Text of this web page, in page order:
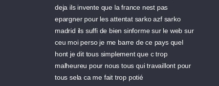
deja ils invente que la france nest pas
epargner pour les attentat sarko azf sarko
madrid ils suffi de bien sinforme sur le web sur
ceu moi perso je me barre de ce pays quel
hont je dit tous simplement que c trop
malheureu pour nous tous qui travaillont pour
tous sela ca me fait trop potié